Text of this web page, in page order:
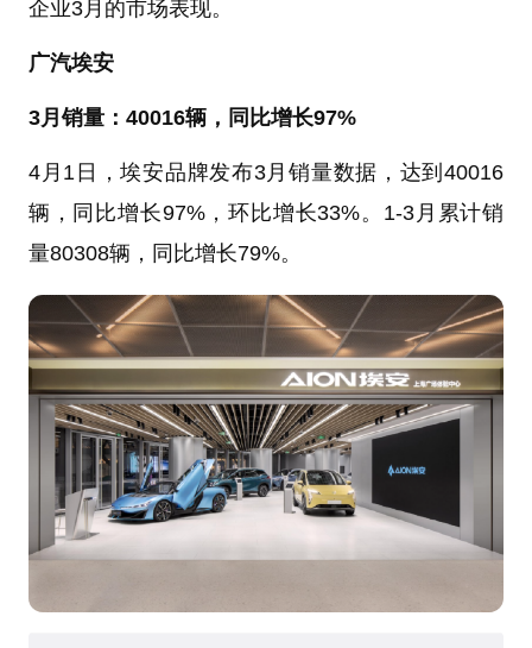
企业3月的市场表现。
广汽埃安
3月销量：40016辆，同比增长97%
4月1日，埃安品牌发布3月销量数据，达到40016
辆，同比增长97%，环比增长33%。1-3月累计销
量80308辆，同比增长79%。